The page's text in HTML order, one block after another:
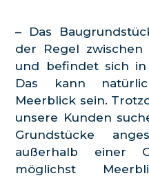
– Das
der Regel
und befindet sich in
Das kann
Meerblick sein.
unsere Kunden
Grundstücke
außerhalb einer
möglichst